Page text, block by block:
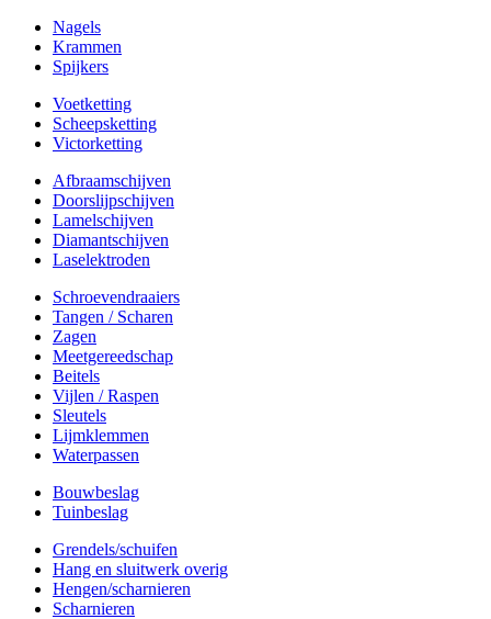
Nagels
Krammen
Spijkers
Voetketting
Scheepsketting
Victorketting
Afbraamschijven
Doorslijpschijven
Lamelschijven
Diamantschijven
Laselektroden
Schroevendraaiers
Tangen / Scharen
Zagen
Meetgereedschap
Beitels
Vijlen / Raspen
Sleutels
Lijmklemmen
Waterpassen
Bouwbeslag
Tuinbeslag
Grendels/schuifen
Hang en sluitwerk overig
Hengen/scharnieren
Scharnieren